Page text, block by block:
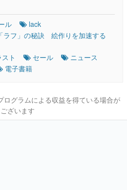
ル
lack
ラフ」の秘訣 絵作りを加速する
ト セール
ニュース
電子書籍
ログラムによる収益を得ている場合が
ございます